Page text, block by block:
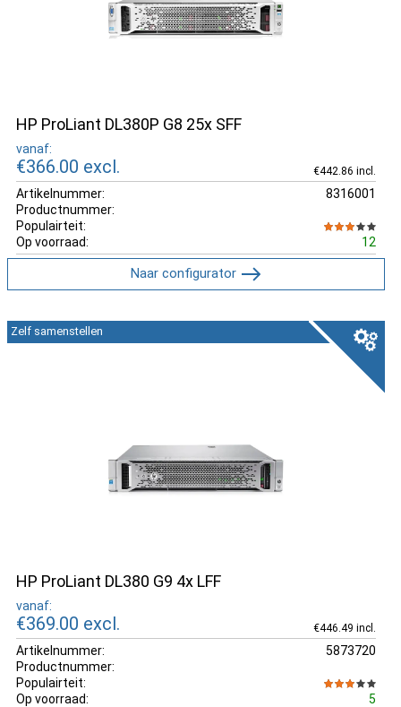
HP ProLiant DL380P G8 25x SFF
vanaf:
€366.00 excl. €442.86 incl.
Artikelnummer:
8316001
Productnummer:
Populairteit:
Op voorraad:
12
Naar configurator
HP ProLiant DL380 G9 4x LFF
vanaf:
€369.00 excl. €446.49 incl.
Artikelnummer:
5873720
Productnummer:
Populairteit:
Op voorraad:
5
Zelf samenstellen